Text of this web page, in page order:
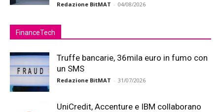
Redazione BitMAT - 04/08/2026
FinanceTech
Truffe bancarie, 36mila euro in fumo con
un SMS
Redazione BitMAT - 31/07/2026
UniCredit, Accenture e IBM collaborano